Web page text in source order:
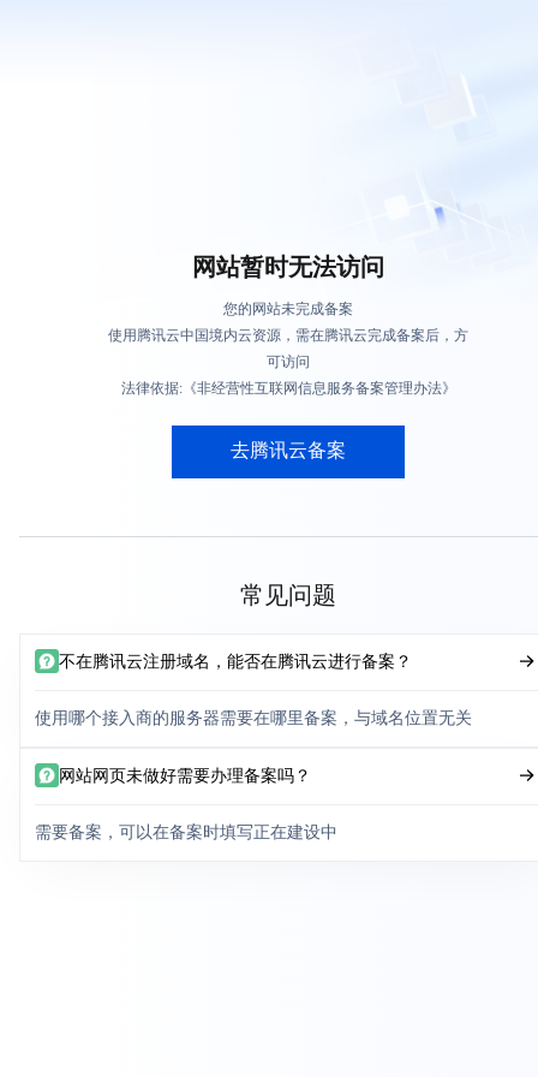
网站暂时无法访问
您的网站未完成备案
使用腾讯云中国境内云资源，需在腾讯云完成备案后，方
可访问
法律依据:《非经营性互联网信息服务备案管理办法》
去腾讯云备案
常见问题
不在腾讯云注册域名，能否在腾讯云进行备案？
使用哪个接入商的服务器需要在哪里备案，与域名位置无关
网站网页未做好需要办理备案吗？
需要备案，可以在备案时填写正在建设中